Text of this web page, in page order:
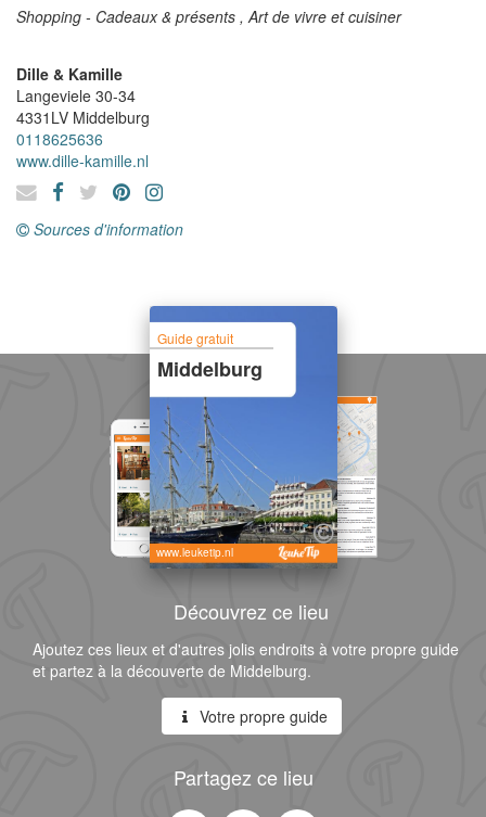
Shopping - Cadeaux & présents , Art de vivre et cuisiner
Dille & Kamille
Langeviele 30-34
4331LV Middelburg
0118625636
www.dille-kamille.nl
Sources d'information
Guide gratuit
Middelburg
www.leuketip.nl
Découvrez ce lieu
Ajoutez ces lieux et d'autres jolis endroits à votre propre guide
et partez à la découverte de Middelburg.
Votre propre guide
Partagez ce lieu